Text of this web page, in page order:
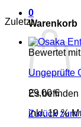
0
Warenkorb
Es befinden
Zurück zum
Zuletzt
Bewertet mit
Ungeprüfte
29,00€
inkl. 19 %